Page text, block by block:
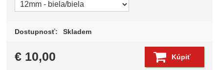
Dostupnosť: Skladem
€ 10,00 Kúpiť